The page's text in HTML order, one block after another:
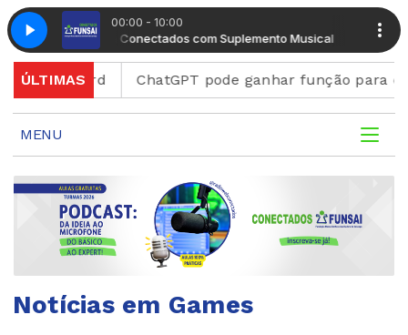
00:00 - 10:00
Manhã Conectados com Suplemento Musical Manhã
ÚLTIMASChatGPT pode ganhar função para criar
MENU
Notícias em Games